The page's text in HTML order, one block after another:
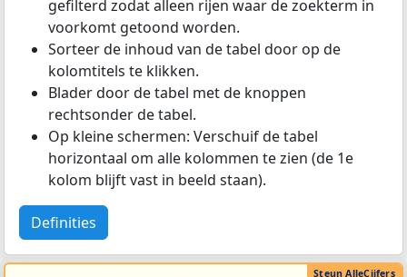
gefilterd zodat alleen rijen waar de zoekterm in
voorkomt getoond worden.
Sorteer de inhoud van de tabel door op de
kolomtitels te klikken.
Blader door de tabel met de knoppen
rechtsonder de tabel.
Op kleine schermen: Verschuif de tabel
horizontaal om alle kolommen te zien (de 1e
kolom blijft vast in beeld staan).
Definities